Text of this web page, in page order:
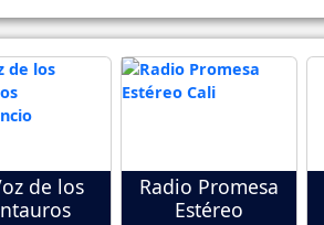
de los
Radio Promesa
Estéreo